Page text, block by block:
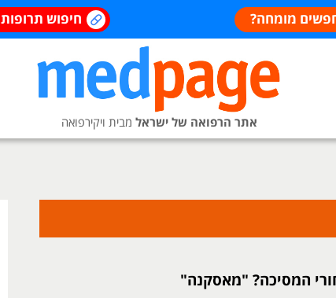
מומחה? חיפוש תרופות
אתר הרפואה של ישראל מבית ויקירפואה
המסיכה? "מאסקנה"